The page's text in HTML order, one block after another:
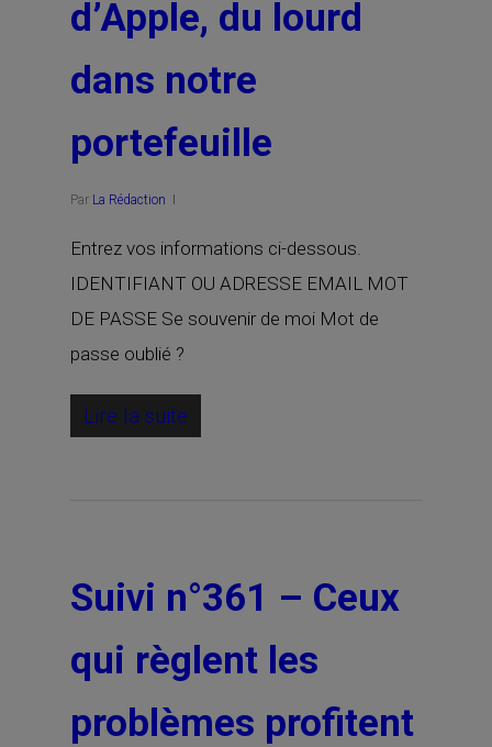
d’Apple, du lourd
dans notre
portefeuille
Par La Rédaction
Entrez vos informations ci-dessous.
IDENTIFIANT OU ADRESSE EMAIL MOT
DE PASSE Se souvenir de moi Mot de
passe oublié ?
Lire la suite
Suivi n°361 – Ceux
qui règlent les
problèmes profitent